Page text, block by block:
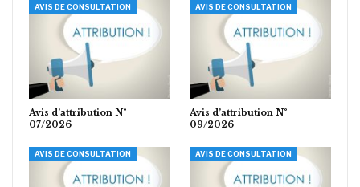
AVIS DE CONSULTATION
Avis d’attribution N°
07/2026
AVIS DE CONSULTATION
Avis d’attribution N°
09/2026
AVIS DE CONSULTATION AVIS DE CONSULTATION